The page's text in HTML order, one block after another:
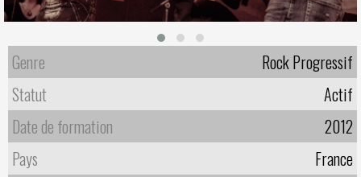
Genre
Rock Progressif
Statut
Actif
Date de formation
2012
Pays
France